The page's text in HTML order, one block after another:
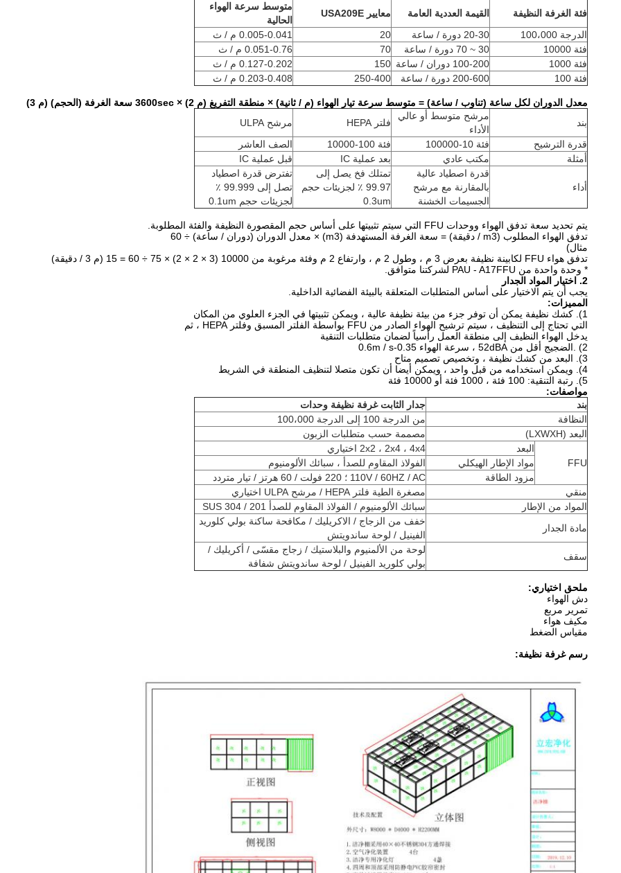
فئة الغرفة النظيفة
القيمة العددية العامة معايير USA209E
متوسط ​​سرعة الهواء
الحالية
الدرجة 100،000
20-30 دورة / ساعة 20
0.005-0.041 م / ث
فئة 10000
30 ~ 70 دورة / ساعة 70
0.051-0.76 م / ث
فئة 1000
100-200 دوران / ساعة 150
0.127-0.202 م / ث
فئة 100
200-600 دورة / ساعة 250-400 0.203-0.408 م / ث
معدل الدوران لكل ساعة (تناوب / ساعة) = متوسط ​​سرعة تيار الهواء (م / ثانية) × منطقة التفريغ (م 2) × 3600sec سعة الغرفة (الحجم) (م 3)
بند
مرشح متوسط ​​أو عالي
الأداء
فلتر HEPA
مرشح ULPA
قدرة الترشيح
فئة 10-100000 فئة 100-10000
الصف العاشر
أمثلة
مكتب عادي بعد عملية IC قبل عملية IC
أداء
قدرة اصطياد عالية
بالمقارنة مع مرشح
الجسيمات الخشنة
تمتلك فخ يصل إلى
99.97 ٪ لجزيئات حجم
0.3um
تفترض قدرة اصطياد
تصل إلى 99.999 ٪
لجزيئات حجم 0.1um
يتم تحديد سعة تدفق الهواء ووحدات FFU التي سيتم تثبيتها على أساس حجم المقصورة النظيفة والفئة المطلوبة.
تدفق الهواء المطلوب (m3 / دقيقة) = سعة الغرفة المستهدفة (m3) × معدل الدوران (دوران / ساعة) ÷ 60
مثال)
تدفق هواء FFU لكابينة نظيفة بعرض 3 م ، وطول 2 م ، وارتفاع 2 م وفئة مرغوبة من 10000 (3 × 2 × 2) × 75 ÷ 60 = 15 (م 3 / دقيقة)
* وحدة واحدة من PAU - A17FFU لشركتنا متوافق.
2. اختيار المواد الجدار
يجب أن يتم الاختيار على أساس المتطلبات المتعلقة بالبيئة الفضائية الداخلية.
المميزات:
1). كشك نظيفة يمكن أن توفر جزء من بيئة نظيفة عالية ، ويمكن تثبيتها في الجزء العلوي من المكان
التي تحتاج إلى التنظيف ، سيتم ترشيح الهواء الصادر من FFU بواسطة الفلتر المسبق وفلتر HEPA ، ثم
يدخل الهواء النظيف إلى منطقة العمل رأسياً لضمان متطلبات التنقية
2) .الضجيج أقل من 52dBA ، سرعة الهواء 0.35-0.6m / s
3). البعد من كشك نظيفة ، وتخصيص تصميم متاح
4). ويمكن استخدامه من قبل واحد ، ويمكن أيضا أن تكون متصلا لتنظيف المنطقة في الشريط
5). رتبة التنقية: 100 فئة ، 1000 فئة أو 10000 فئة
مواصفات:
بند
جدار الثابت غرفة نظيفة وحدات
النظافة
من الدرجة 100 إلى الدرجة 100،000
البعد (LXWXH)
مصممة حسب متطلبات الزبون
FFU
البعد
2x2 ، 2x4 ، 4x4 اختياري
مواد الإطار الهيكلي
الفولاذ المقاوم للصدأ ، سبائك الألومنيوم
مزود الطاقة
110V / 60HZ / AC ؛ 220 فولت / 60 هرتز / تيار متردد
منقي
مصغرة الطية فلتر HEPA / مرشح ULPA اختياري
المواد من الإطار
سبائك الألومنيوم / الفولاذ المقاوم للصدأ 201 / SUS 304
مادة الجدار
خفف من الزجاج / الاكريليك / مكافحة ساكنة بولي كلوريد
الفينيل / لوحة ساندويتش
سقف
لوحة من الألمنيوم والبلاستيك / زجاج مقسّى / أكريليك /
بولي كلوريد الفينيل / لوحة ساندويتش شفافة
ملحق اختياري:
دش الهواء
تمرير مربع
مكيف هواء
مقياس الضغط
رسم غرفة نظيفة: